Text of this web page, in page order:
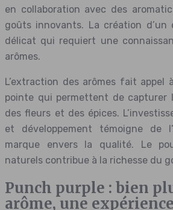
en collaboration avec des
goûts innovants. La création
délicat qui requiert une
arômes.
L’extraction des arômes fait appel
pointe qui permettent de capturer
des fleurs et des épices.
et développement témoigne de
marque envers la qualité. Le
naturels contribue à la richesse du
Punch purple : bien
arôme, une